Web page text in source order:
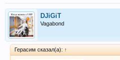
DJiGiT
Vagabond
Герасим сказал(а): ↑